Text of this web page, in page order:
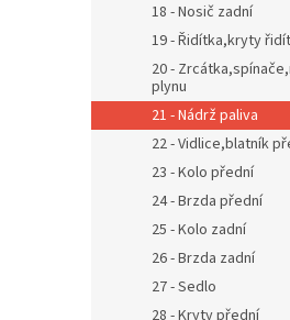
18 - Nosič zadní
19 - Řidítka,kryty
20 -
plynu
21 - Nádrž paliva
22 - Vidlice,blatník
23 - Kolo přední
24 - Brzda přední
25 - Kolo zadní
26 - Brzda zadní
27 - Sedlo
28 - Kryty přední